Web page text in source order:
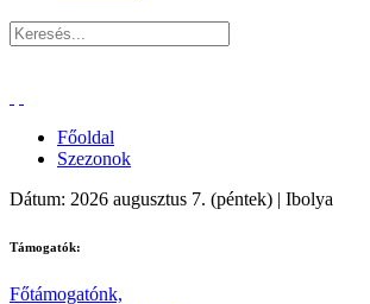
Főoldal
Szezonok
Dátum: 2026 augusztus 7. (péntek) | Ibolya
Támogatók:
Főtámogatónk,